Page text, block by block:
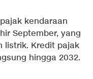
kendaraan
September, yang
listrik. Kredit pajak
hingga 2032.